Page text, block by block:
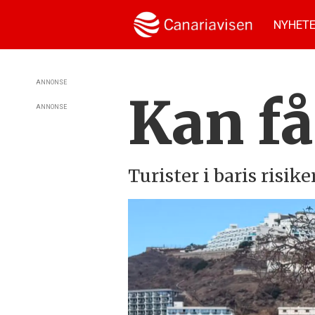
Kan
Turister i baris
ANNONSE
ANNONSE